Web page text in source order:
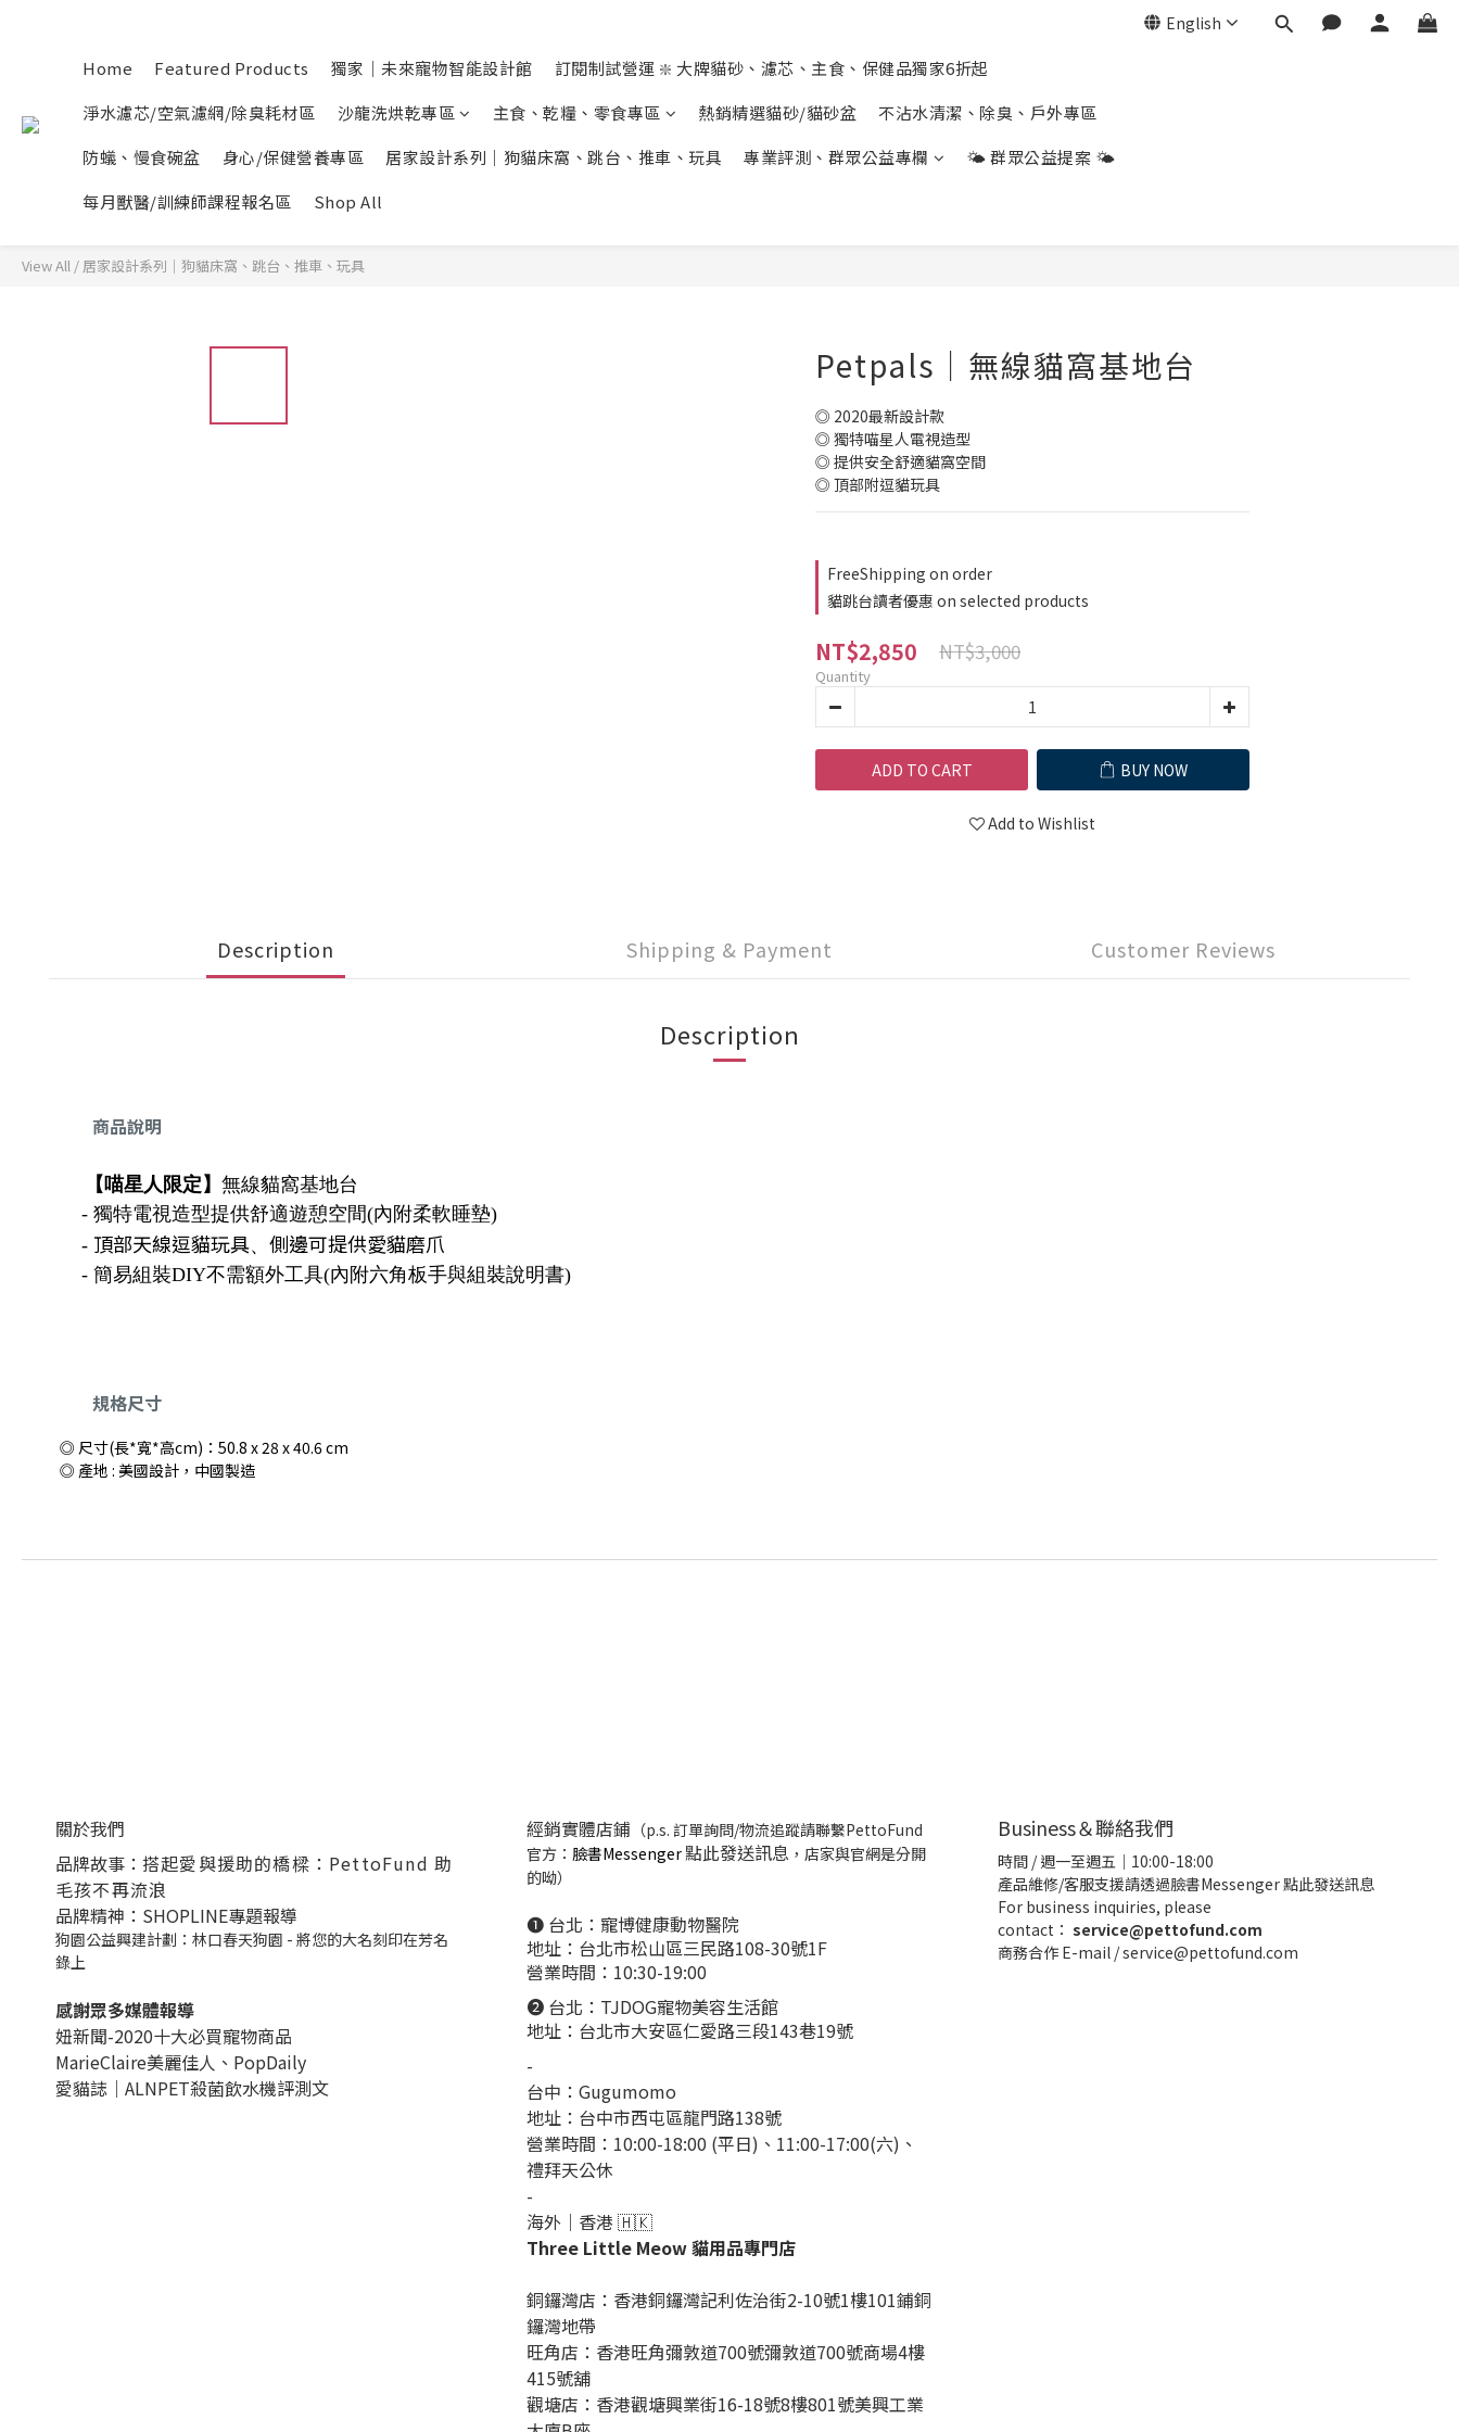
English
Home Featured Products 獨家｜未來寵物智能設計館
訂閱制試營運 ❇️ 大牌貓砂、濾芯、主食、保健品獨家6折起
淨水濾芯/空氣濾網/除臭耗材區
沙龍洗烘乾專區 主食、乾糧、零食專區 熱銷精選貓砂/貓砂盆
不沾水清潔、除臭、戶外專區
防蟻、慢食碗盆
身心/保健營養專區 居家設計系列｜狗貓床窩、跳台、推車、玩具 專業評測、群眾公益專欄
🌤️ 群眾公益提案 🌤️
每月獸醫/訓練師課程報名區
Shop All
View All / 居家設計系列｜狗貓床窩、跳台、推車、玩具
Petpals｜無線貓窩基地台
◎ 2020最新設計款
◎ 獨特喵星人電視造型
◎ 提供安全舒適貓窩空間
◎ 頂部附逗貓玩具
FreeShipping on order
貓跳台讀者優惠 on selected products
NT$2,850 NT$3,000
Quantity
ADD TO CART BUY NOW
Add to Wishlist
Description Shipping & Payment Customer Reviews
Description
商品說明
【喵星人限定】 無線貓窩基地台
- 獨特電視造型提供舒適遊憩空間(內附柔軟睡墊)
- 頂部天線逗貓玩具、 側邊可提供愛貓磨爪
- 簡易組裝DIY不需額外工具(內附六角板手與組裝說明書)
規格尺寸
◎ 尺寸(長*寬*高cm)：50.8 x 28 x 40.6 cm
◎ 產地 : 美國設計，中國製造
關於我們
品牌故事： 搭起愛與援助的橋樑：PettoFund 助
毛孩不再流浪
品牌精神：SHOPLINE專題報導
狗園公益興建計劃：林口春天狗園 - 將您的大名刻印在芳名
錄上
感謝眾多媒體報導
妞新聞-2020十大必買寵物商品
MarieClaire美麗佳人、 PopDaily
愛貓誌｜ALNPET殺菌飲水機評測文
經銷實體店鋪 （p.s. 訂單詢問/物流追蹤請聯繫PettoFund
官方： 臉書Messenger點此發送訊息 ，店家與官網是分開
的呦）
❶ 台北： 寵博健康動物醫院
地址：台北市松山區三民路108-30號1F
營業時間：10:30-19:00
❷ 台北： TJDOG寵物美容生活館
地址：台北市大安區仁愛路三段143巷19號
-
台中： Gugumomo
地址： 台中市西屯區龍門路138號
營業時間：10:00-18:00 (平日)、11:00-17:00(六)、
禮拜天公休
-
海外｜香港 🇭🇰
Three Little Meow 貓用品專門店
銅鑼灣店： 香港銅鑼灣記利佐治街2-10號1樓101鋪銅
鑼灣地帶
旺角店：香港旺角彌敦道700號彌敦道700號商場4樓
415號舖
觀塘店：香港觀塘興業街16-18號8樓801號美興工業
Business＆聯絡我們
時間 / 週一至週五｜10:00-18:00
產品維修/客服支援請透過臉書Messenger點此發送訊息
For business inquiries, please
contact： service@pettofund.com
商務合作 E-mail / service@pettofund.com